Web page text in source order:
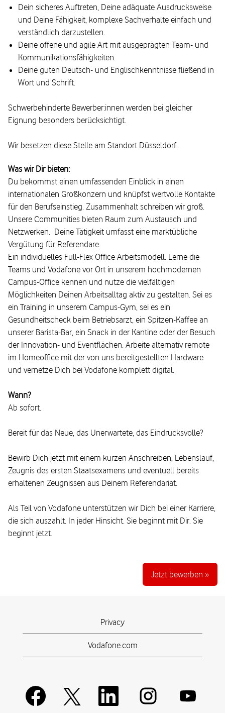
Dein sicheres Auftreten, Deine adäquate Ausdrucksweise
und Deine Fähigkeit, komplexe Sachverhalte einfach und
verständlich darzustellen.
Deine offene und agile Art mit ausgeprägten Team- und
Kommunikationsfähigkeiten.
Deine guten Deutsch- und Englischkenntnisse fließend in
Wort und Schrift.
Schwerbehinderte Bewerber:innen werden bei gleicher
Eignung besonders berücksichtigt.
Wir besetzen diese Stelle am Standort Düsseldorf.
Was wir Dir bieten:
Du bekommst einen umfassenden Einblick in einen
internationalen Großkonzern und knüpfst wertvolle Kontakte
für den Berufseinstieg. Zusammenhalt schreiben wir groß.
Unsere Communities bieten Raum zum Austausch und
Netzwerken. Deine Tätigkeit umfasst eine marktübliche
Vergütung für Referendare.
Ein individuelles Full-Flex Office Arbeitsmodell. Lerne die
Teams und Vodafone vor Ort in unserem hochmodernen
Campus-Office kennen und nutze die vielfältigen
Möglichkeiten Deinen Arbeitsalltag aktiv zu gestalten. Sei es
ein Training in unserem Campus-Gym, sei es ein
Gesundheitscheck beim Betriebsarzt, ein Spitzen-Kaffee an
unserer Barista-Bar, ein Snack in der Kantine oder der Besuch
der Innovation- und Eventflächen. Arbeite alternativ remote
im Homeoffice mit der von uns bereitgestellten Hardware
und vernetze Dich bei Vodafone komplett digital.
Wann?
Ab sofort.
Bereit für das Neue, das Unerwartete, das Eindrucksvolle?
Bewirb Dich jetzt mit einem kurzen Anschreiben, Lebenslauf,
Zeugnis des ersten Staatsexamens und eventuell bereits
erhaltenen Zeugnissen aus Deinem Referendariat.
Als Teil von Vodafone unterstützen wir Dich bei einer Karriere,
die sich auszahlt. In jeder Hinsicht. Sie beginnt mit Dir. Sie
beginnt jetzt.
Jetzt bewerben »
Privacy
Vodafone.com
W
W
W
W
W